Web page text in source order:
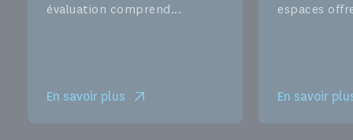
évaluation comprend...
En savoir plus
espaces
En savoir